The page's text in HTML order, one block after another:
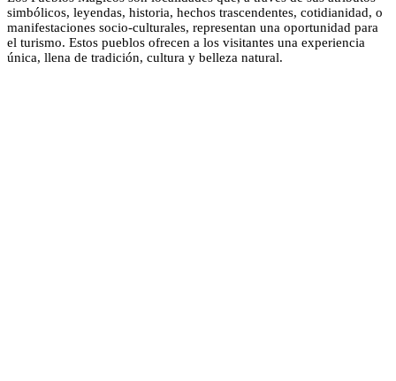
simbólicos, leyendas, historia, hechos trascendentes, cotidianidad, o
manifestaciones socio-culturales, representan una oportunidad para
el turismo. Estos pueblos ofrecen a los visitantes una experiencia
única, llena de tradición, cultura y belleza natural.